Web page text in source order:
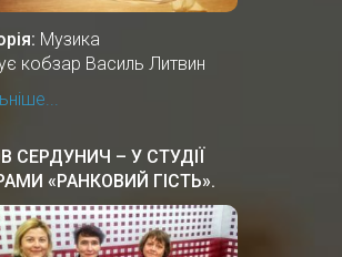
Музика
кобзар Василь Литвин
СЕРДУНИЧ – У СТУДІЇ
«РАНКОВИЙ ГІСТЬ».